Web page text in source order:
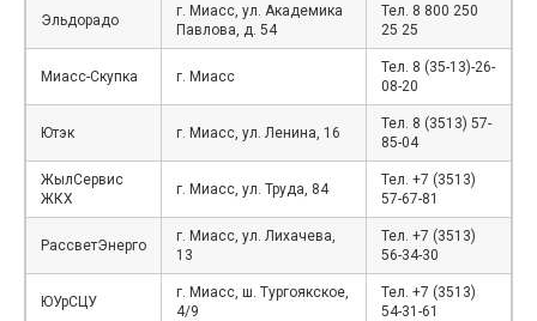
Эльдорадо
г. Миасс, ул. Академика
Павлова, д. 54
Тел. 8 800 250
25 25
Миасс-Скупка г. Миасс
Тел. 8 (35-13)-26-
08-20
Ютэк г. Миасс, ул. Ленина, 16
Тел. 8 (3513) 57-
85-04
ЖылСервис
ЖКХ
г. Миасс, ул. Труда, 84
Тел. +7 (3513)
57-67-81
РассветЭнерго
г. Миасс, ул. Лихачева,
13
Тел. +7 (3513)
56-34-30
ЮУрСЦУ
г. Миасс, ш. Тургоякское,
4/9
Тел. +7 (3513)
54-31-61